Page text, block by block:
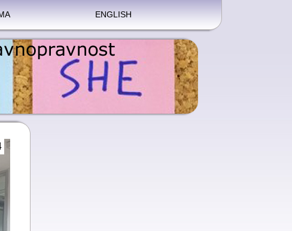
ENGLISH